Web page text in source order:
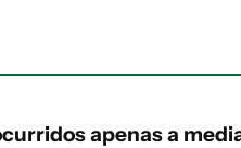
apenas a